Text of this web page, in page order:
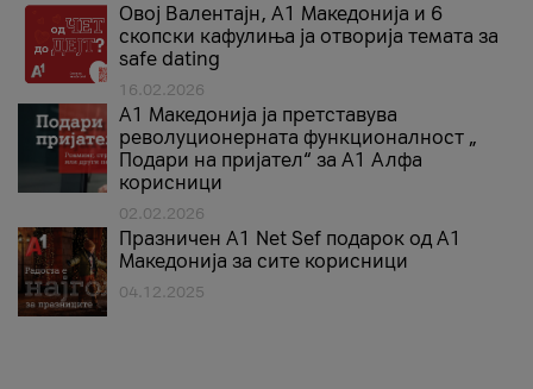
Овој Валентајн, A1 Македонија и 6
скопски кафулиња ја отворија темата за
safe dating
16.02.2026
А1 Македонија ја претставува
револуционерната функционалност „
Подари на пријател“ за А1 Алфа
корисници
02.02.2026
Празничен A1 Net Sеf подарок од А1
Македонија за сите корисници
04.12.2025